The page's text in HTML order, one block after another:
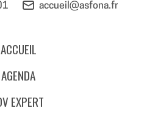
accueil@asfona.fr
ACCUEIL
AGENDA
EXPERT